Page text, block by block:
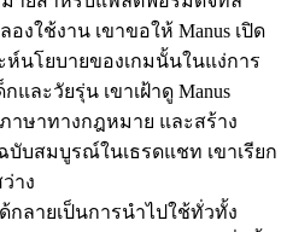
งใช้งาน เขาขอให้ Manus เปิด
นโยบายของเกมนั้นในแง่การ
ละวัยรุ่น เขาเฝ้าดู Manus
าษาทางกฎหมาย และสร้าง
บับสมบูรณ์ในเธรดแชท เขาเรียก
าง
กลายเป็นการนำไปใช้ทั่วทั้ง